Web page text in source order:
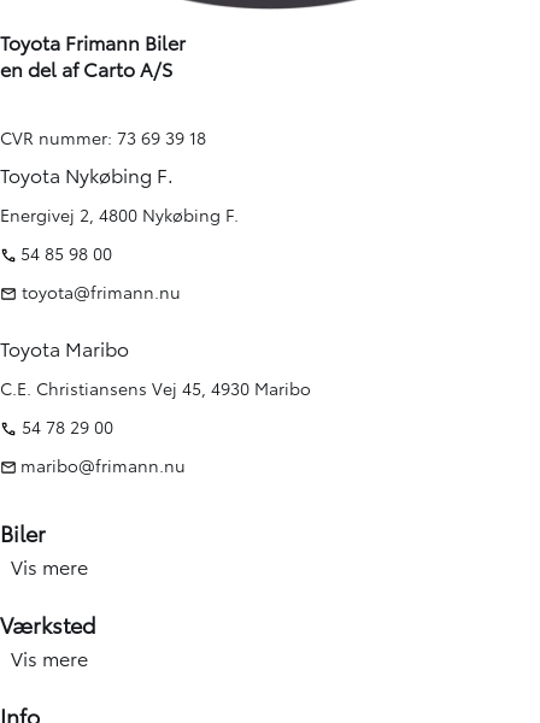
Toyota Frimann Biler
en del af Carto A/S
CVR nummer: 73 69 39 18
Toyota Nykøbing F.
Energivej 2, 4800 Nykøbing F.
54 85 98 00
toyota@frimann.nu
Toyota Maribo
C.E. Christiansens Vej 45, 4930 Maribo
54 78 29 00
maribo@frimann.nu
Biler
Nye biler
Kampagner
Vis mere
Værksted
Værksted forside
Vis mere
Info